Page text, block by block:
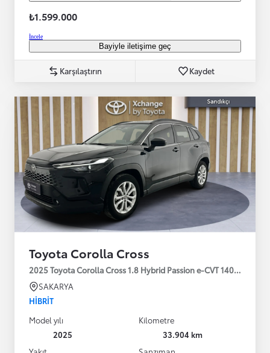
₺1.599.000
İncele
Bayiyle iletişime geç
Karşılaştırın Kaydet
Toyota Corolla Cross
2025 Toyota Corolla Cross 1.8 Hybrid Passion e-CVT 140HP
SAKARYA
HIBRIT
Model yılı
2025
Kilometre
33.904 km